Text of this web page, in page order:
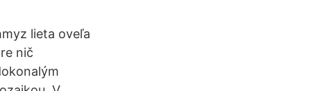
lieta oveľa
nič